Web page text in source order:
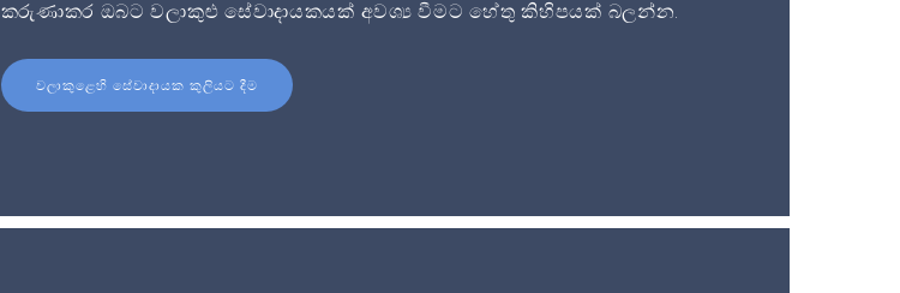
කරුණාකර ඔබට වලාකුළු සේවාදායකයක් අවශ්‍ය වීමට හේතු කිහිපයක් බලන්න.
වලාකුළෙහි සේවාදායක කුලියට දීම